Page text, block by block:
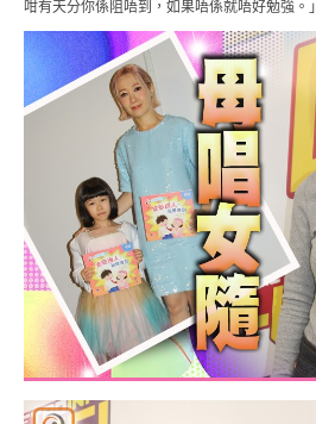
咁有天分你係阻唔到，如果唔係就唔好勉強。」